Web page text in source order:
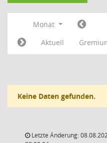
Monat
Aktuell
Keine Daten gefunden.
Letzte Änderung: